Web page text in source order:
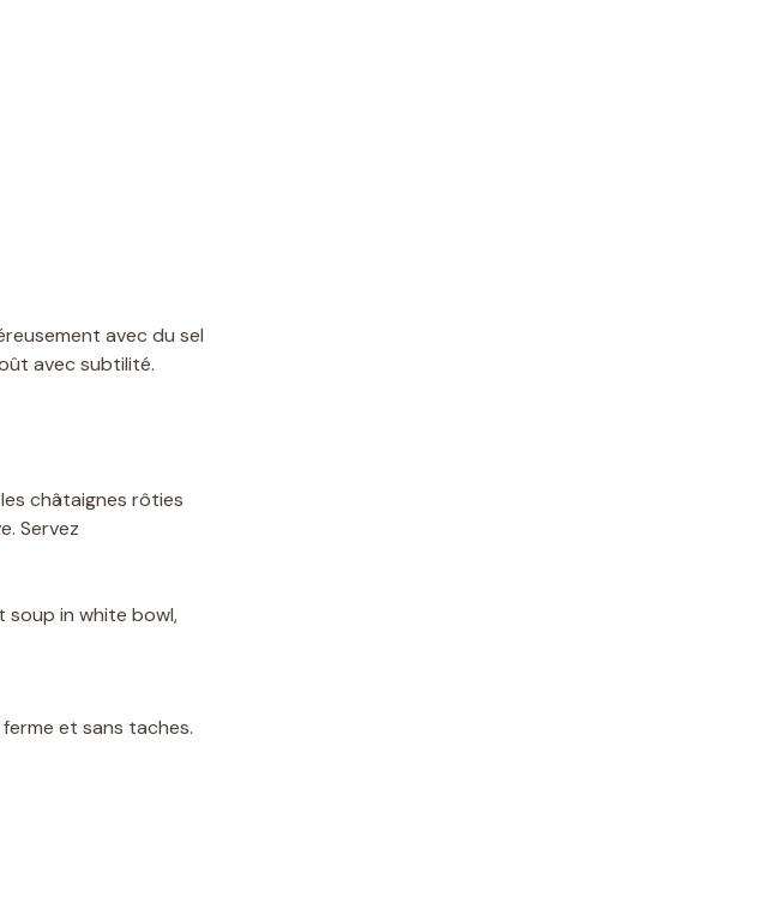
avec du sel
avec subtilité.
châtaignes rôties
Servez
et sans taches.